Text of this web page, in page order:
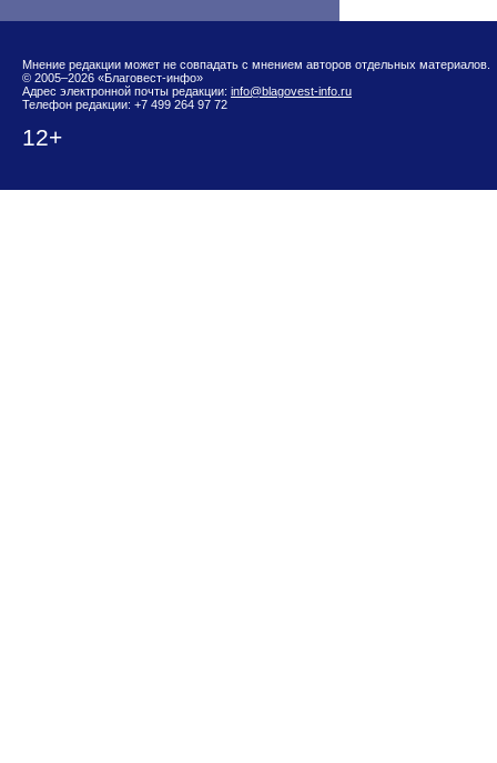
Мнение редакции может не совпадать с мнением авторов отдельных материалов.
© 2005–2026 «Благовест-инфо»
Адрес электронной почты редакции: info@blagovest-info.ru
Телефон редакции: +7 499 264 97 72
12+